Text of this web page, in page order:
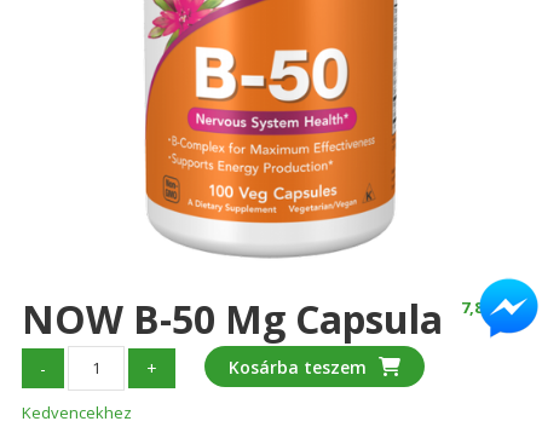
NOW B-50 Mg Capsula 7,840Ft
-
NOW
B-
50
+ Kosárba teszem
Kedvencekhez